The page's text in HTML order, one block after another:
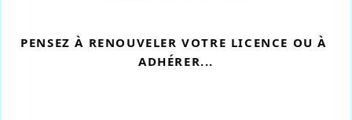
PENSEZ À RENOUVELER VOTRE LICENCE OU À
ADHÉRER...